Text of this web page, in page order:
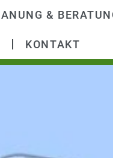
&
KONTAKT